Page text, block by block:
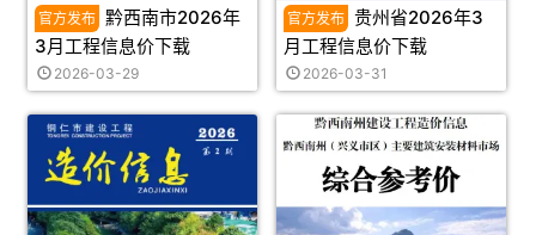
黔西南市2026年
3月工程信息价下载
2026-03-29
贵州省2026年3
月工程信息价下载
2026-03-31